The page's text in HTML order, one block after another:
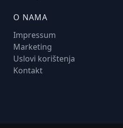
O NAMA
Impressum
Marketing
Uslovi korištenja
Kontakt